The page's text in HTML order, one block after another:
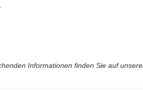
Informationen finden Sie auf